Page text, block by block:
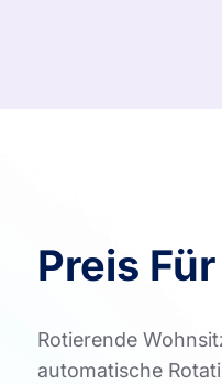
Preis
Rotierende
automatische